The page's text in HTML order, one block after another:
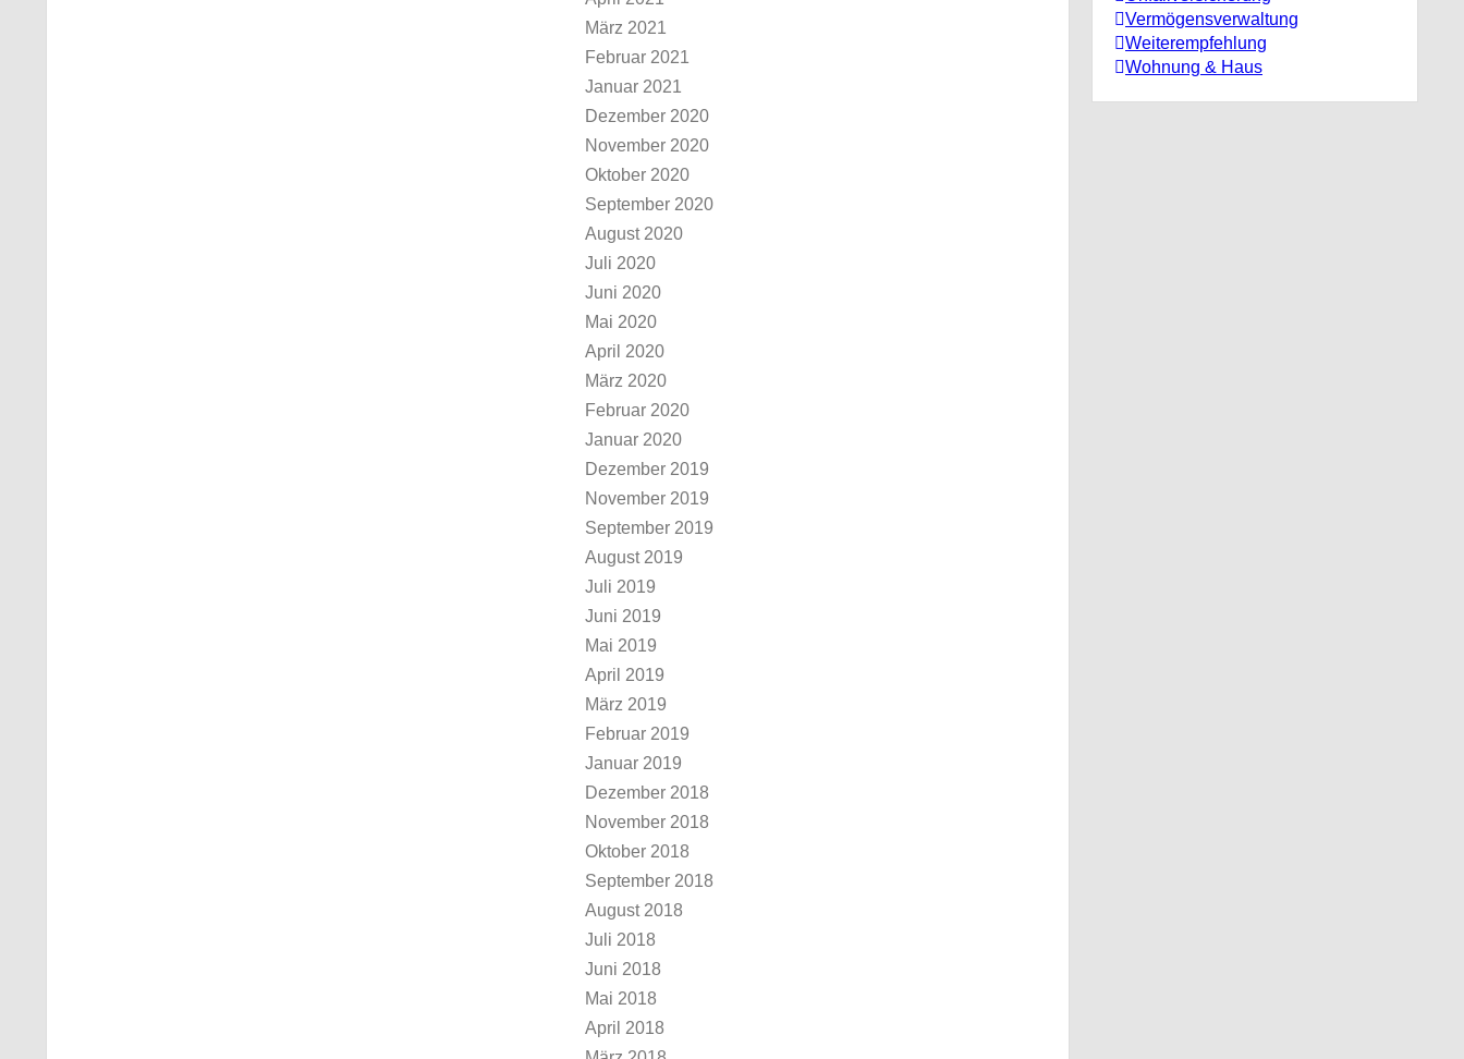
Vermögensverwaltung
Weiterempfehlung
Wohnung & Haus
März 2021
Februar 2021
Januar 2021
Dezember 2020
November 2020
Oktober 2020
September 2020
August 2020
Juli 2020
Juni 2020
Mai 2020
April 2020
März 2020
Februar 2020
Januar 2020
Dezember 2019
November 2019
September 2019
August 2019
Juli 2019
Juni 2019
Mai 2019
April 2019
März 2019
Februar 2019
Januar 2019
Dezember 2018
November 2018
Oktober 2018
September 2018
August 2018
Juli 2018
Juni 2018
Mai 2018
April 2018